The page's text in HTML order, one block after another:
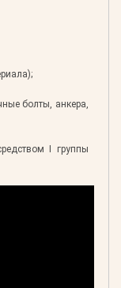
болты, анкера,
I группы